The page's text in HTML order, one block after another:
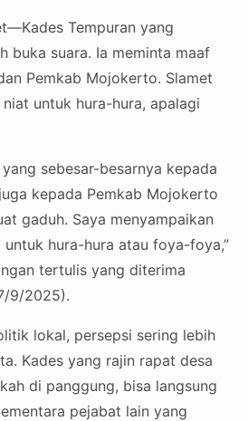
Tempuran yang
buka suara. Ia meminta maaf
Pemkab Mojokerto. Slamet
untuk hura-hura, apalagi
sebesar-besarnya kepada
kepada Pemkab Mojokerto
gaduh. Saya menyampaikan
hura-hura atau foya-foya,”
tertulis yang diterima
9/2025).
lokal, persepsi sering lebih
Kades yang rajin rapat desa
di panggung, bisa langsung
pejabat lain yang